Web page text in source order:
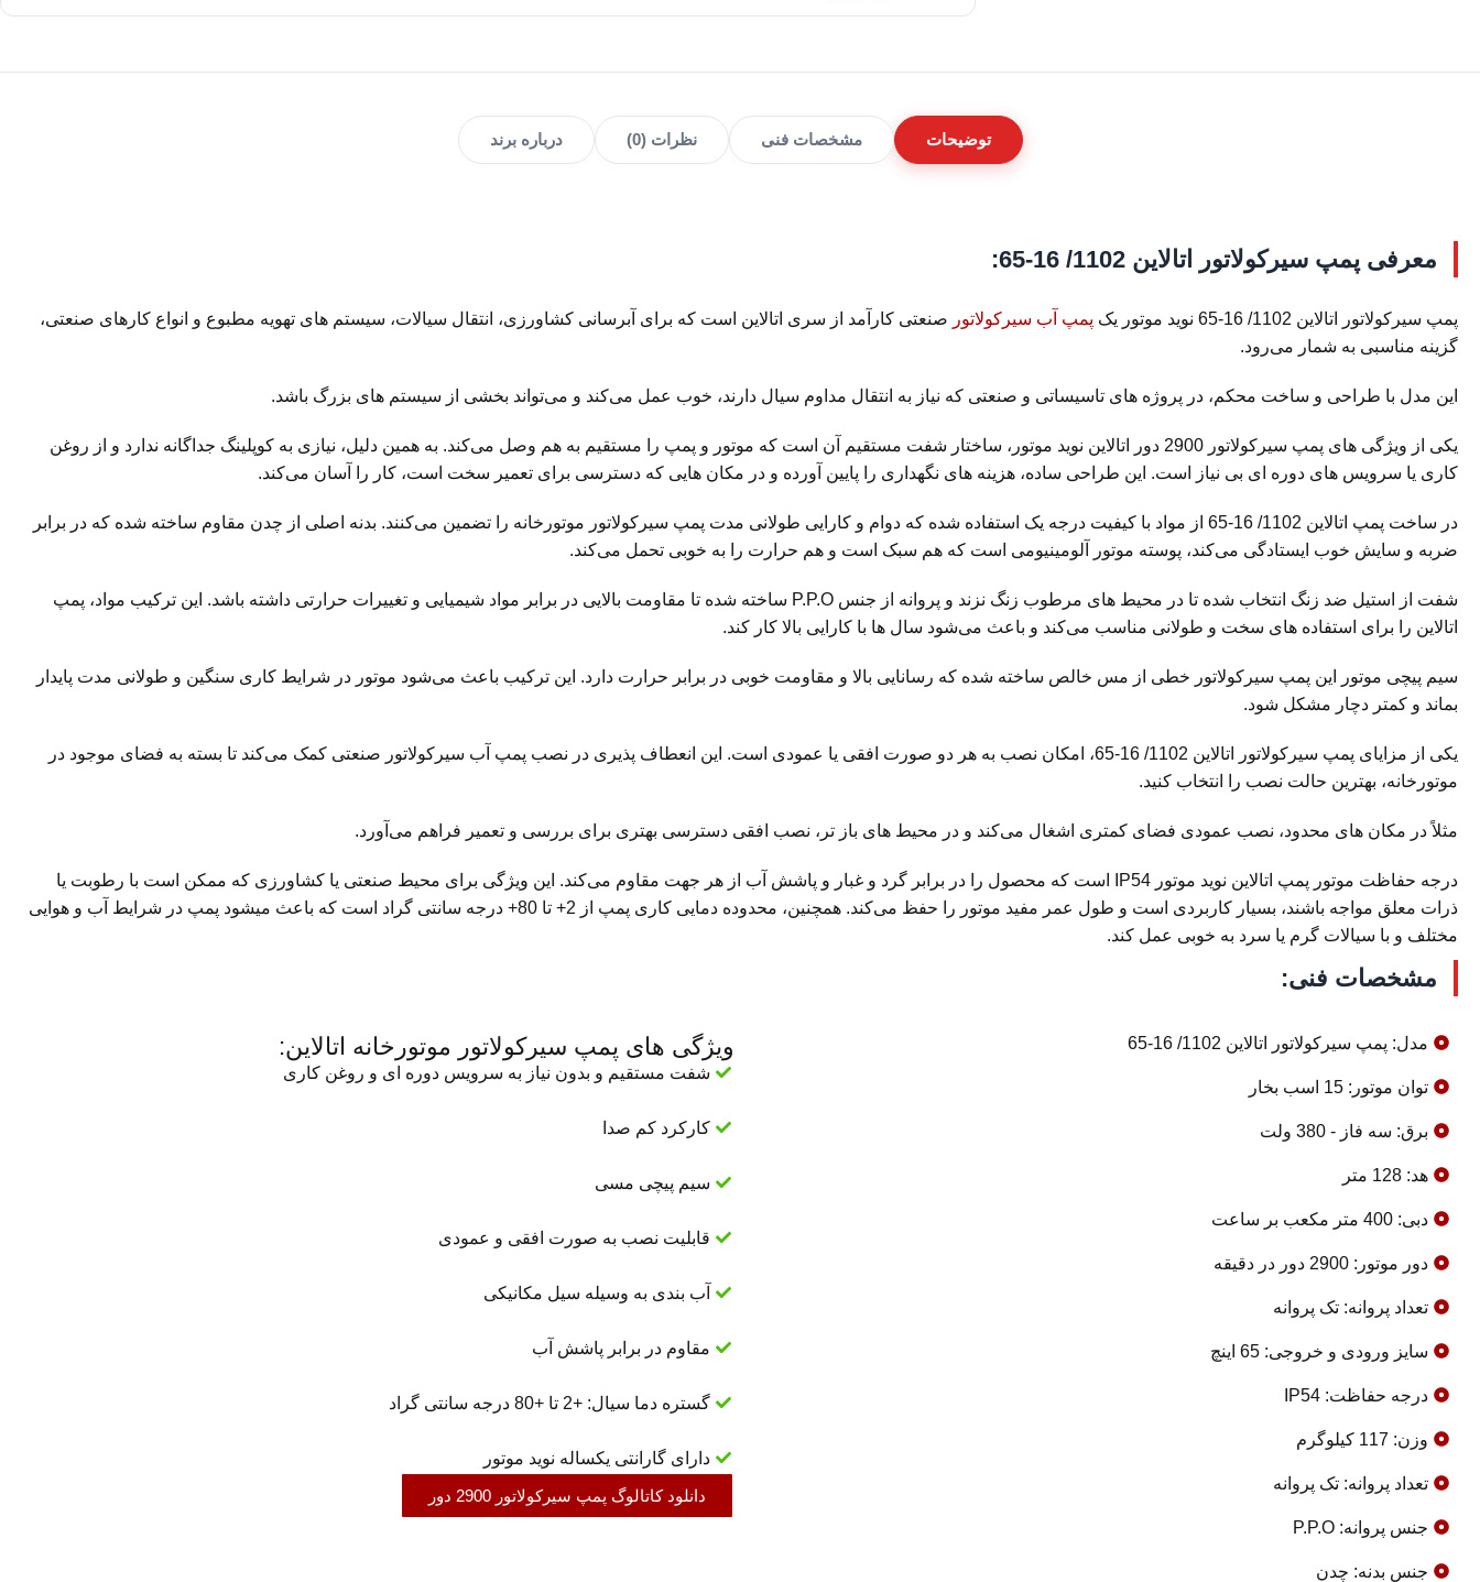
توضیحات مشخصات فنی نظرات (0) درباره برند
معرفی پمپ سیرکولاتور اتالاین 1102/ 16-65:
پمپ سیرکولاتور اتالاین 1102/ 16-65 نوید موتور یک پمپ آب سیرکولاتور صنعتی کارآمد از سری اتالاین است که برای آبرسانی کشاورزی، انتقال سیالات، سیستم های تهویه مطبوع و انواع کارهای صنعتی،
گزینه مناسبی به شمار می‌رود.
این مدل با طراحی و ساخت محکم، در پروژه های تاسیساتی و صنعتی که نیاز به انتقال مداوم سیال دارند، خوب عمل می‌کند و می‌تواند بخشی از سیستم های بزرگ باشد.
یکی از ویژگی های پمپ سیرکولاتور 2900 دور اتالاین نوید موتور، ساختار شفت مستقیم آن است که موتور و پمپ را مستقیم به هم وصل می‌کند. به همین دلیل، نیازی به کوپلینگ جداگانه ندارد و از روغن
کاری یا سرویس های دوره ای بی نیاز است. این طراحی ساده، هزینه های نگهداری را پایین آورده و در مکان هایی که دسترسی برای تعمیر سخت است، کار را آسان می‌کند.
در ساخت پمپ اتالاین 1102/ 16-65 از مواد با کیفیت درجه یک استفاده شده که دوام و کارایی طولانی مدت پمپ سیرکولاتور موتورخانه را تضمین می‌کنند. بدنه اصلی از چدن مقاوم ساخته شده که در برابر
ضربه و سایش خوب ایستادگی می‌کند، پوسته موتور آلومینیومی است که هم سبک است و هم حرارت را به خوبی تحمل می‌کند.
شفت از استیل ضد زنگ انتخاب شده تا در محیط های مرطوب زنگ نزند و پروانه از جنس P.P.O ساخته شده تا مقاومت بالایی در برابر مواد شیمیایی و تغییرات حرارتی داشته باشد. این ترکیب مواد، پمپ
اتالاین را برای استفاده های سخت و طولانی مناسب می‌کند و باعث می‌شود سال ها با کارایی بالا کار کند.
سیم پیچی موتور این پمپ سیرکولاتور خطی از مس خالص ساخته شده که رسانایی بالا و مقاومت خوبی در برابر حرارت دارد. این ترکیب باعث می‌شود موتور در شرایط کاری سنگین و طولانی مدت پایدار
بماند و کمتر دچار مشکل شود.
یکی از مزایای پمپ سیرکولاتور اتالاین 1102/ 16-65، امکان نصب به هر دو صورت افقی یا عمودی است. این انعطاف پذیری در نصب پمپ آب سیرکولاتور صنعتی کمک می‌کند تا بسته به فضای موجود در
موتورخانه، بهترین حالت نصب را انتخاب کنید.
مثلاً در مکان های محدود، نصب عمودی فضای کمتری اشغال می‌کند و در محیط های باز تر، نصب افقی دسترسی بهتری برای بررسی و تعمیر فراهم می‌آورد.
درجه حفاظت موتور پمپ اتالاین نوید موتور IP54 است که محصول را در برابر گرد و غبار و پاشش آب از هر جهت مقاوم می‌کند. این ویژگی برای محیط صنعتی یا کشاورزی که ممکن است با رطوبت یا
ذرات معلق مواجه باشند، بسیار کاربردی است و طول عمر مفید موتور را حفظ می‌کند. همچنین، محدوده دمایی کاری پمپ از 2+ تا 80+ درجه سانتی گراد است که باعث میشود پمپ در شرایط آب و هوایی
مختلف و با سیالات گرم یا سرد به خوبی عمل کند.
مشخصات فنی:
مدل: پمپ سیرکولاتور اتالاین 1102/ 16-65
توان موتور: 15 اسب بخار
برق: سه فاز - 380 ولت
هد: 128 متر
دبی: 400 متر مکعب بر ساعت
دور موتور: 2900 دور در دقیقه
تعداد پروانه: تک پروانه
سایز ورودی و خروجی: 65 اینچ
درجه حفاظت: IP54
وزن: 117 کیلوگرم
تعداد پروانه: تک پروانه
جنس پروانه: P.P.O
جنس بدنه: چدن
ویژگی های پمپ سیرکولاتور موتورخانه اتالاین:
شفت مستقیم و بدون نیاز به سرویس دوره ای و روغن کاری
کارکرد کم صدا
سیم پیچی مسی
قابلیت نصب به صورت افقی و عمودی
آب بندی به وسیله سیل مکانیکی
مقاوم در برابر پاشش آب
گستره دما سیال: +2 تا +80 درجه سانتی گراد
دارای گارانتی یکساله نوید موتور
دانلود کاتالوگ پمپ سیرکولاتور 2900 دور